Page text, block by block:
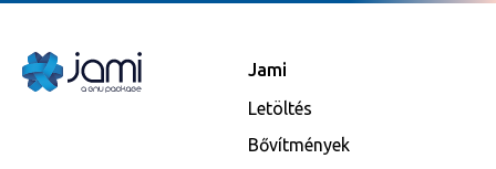
Jami
Letöltés
Bővítmények